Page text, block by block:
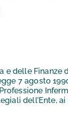
delle Finanze
7 agosto
dell’Ente,